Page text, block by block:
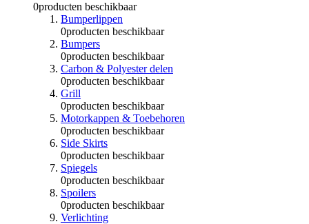
0producten beschikbaar
Bumperlippen
0producten beschikbaar
Bumpers
0producten beschikbaar
Carbon & Polyester delen
0producten beschikbaar
Grill
0producten beschikbaar
Motorkappen & Toebehoren
0producten beschikbaar
Side Skirts
0producten beschikbaar
Spiegels
0producten beschikbaar
Spoilers
0producten beschikbaar
Verlichting